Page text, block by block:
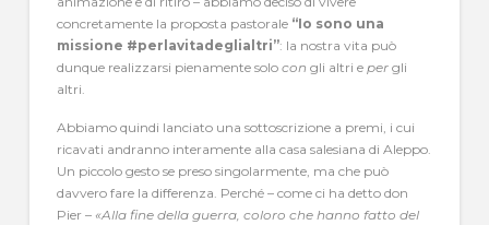
concretamente la proposta pastorale “Io sono una
missione #perlavitadeglialtri”: la nostra vita può
dunque realizzarsi pienamente solo con gli altri e pergli
altri.
Abbiamo quindi lanciato una sottoscrizione a premi, i cui
ricavati andranno interamente alla casa salesiana di Aleppo.
Un piccolo gesto se preso singolarmente, ma che può
davvero fare la differenza. Perché – come ci ha detto don
Pier – «Alla fine della guerra, coloro che hanno fatto del